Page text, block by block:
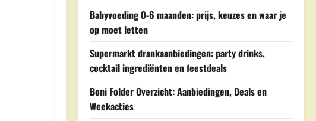
Babyvoeding 0-6 maanden: prijs, keuzes en waar je
op moet letten
Supermarkt drankaanbiedingen: party drinks,
cocktail ingrediënten en feestdeals
Boni Folder Overzicht: Aanbiedingen, Deals en
Weekacties